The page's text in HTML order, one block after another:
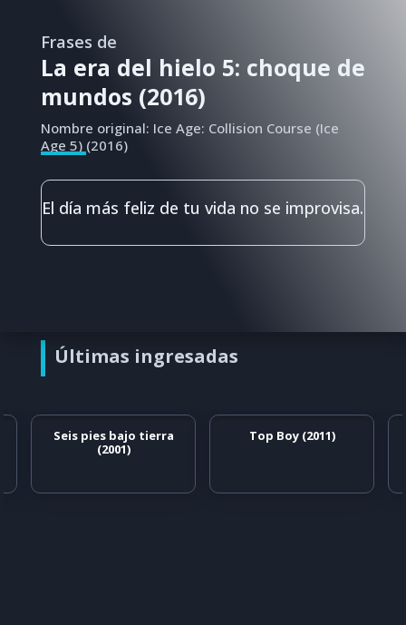
Frases de
La era del hielo 5: choque de
mundos (2016)
Nombre original: Ice Age: Collision Course (Ice
Age 5) (2016)
El día más feliz de tu vida no se improvisa.
Últimas ingresadas
Seis pies bajo tierra
(2001)
Top Boy (2011)